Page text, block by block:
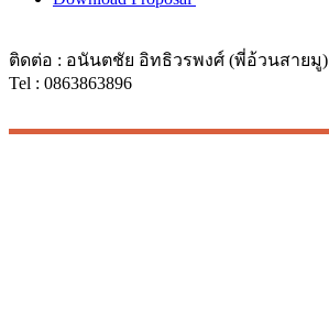
ติดต่อ : อนันตชัย อิทธิวรพงศ์ (พี่อ้วนสายมู)
Tel : 0863863896